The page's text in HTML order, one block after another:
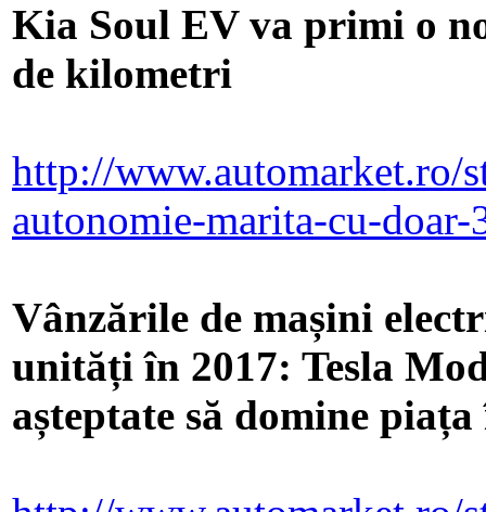
Kia Soul EV va primi o
de kilometri
http://www.automarket.ro/
autonomie-marita-cu-
Vânzările de mașini
unități în 2017: Tesla
așteptate să domine